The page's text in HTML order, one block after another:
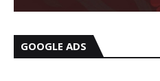
GOOGLE ADS